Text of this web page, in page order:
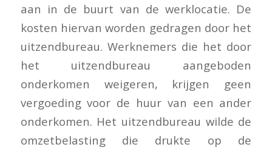
aan in de buurt van de werklocatie. De
kosten hiervan worden gedragen door het
uitzendbureau. Werknemers die het door
het uitzendbureau aangeboden
onderkomen weigeren, krijgen geen
vergoeding voor de huur van een ander
onderkomen. Het uitzendbureau wilde de
omzetbelasting die drukte op de